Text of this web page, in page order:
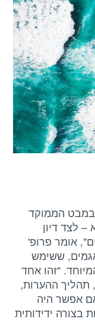
במבט הממוקד
– לצד דיון
אומר פרופ'
ששימש
"זהו אחד
תהליך ההערות,
אפשר היה
בצורה ידידותית